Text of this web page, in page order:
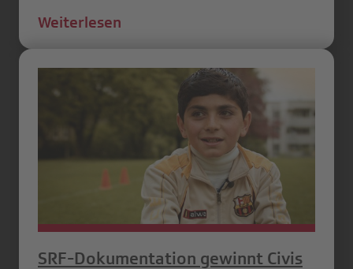
Weiterlesen
SRF-Dokumentation gewinnt Civis